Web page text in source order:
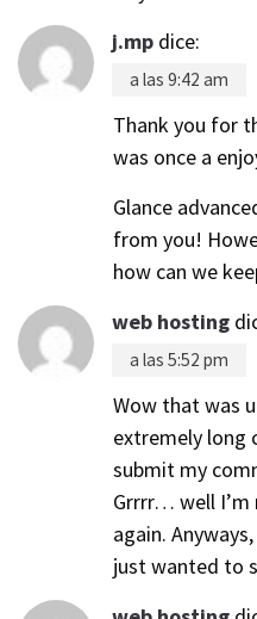
j.mp dice:
a las 9:42 am
Thank you for
was once a
Glance
from you!
how can we
web hosting
a las 5:52 pm
Wow that was
extremely long
submit my
Grrrr… well
again. Anyways,
just wanted to